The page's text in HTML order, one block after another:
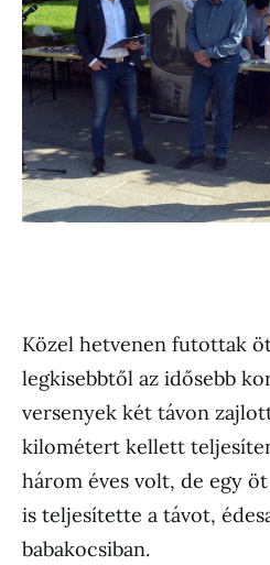
Közel hetvenen futottak
legkisebbtől az idősebb
versenyek két távon
kilométert kellett
három éves volt, de egy
is teljesítette a távot,
babakocsiban.